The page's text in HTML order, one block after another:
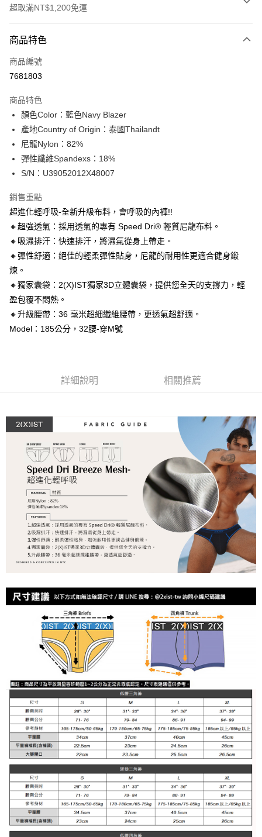
超取滿NT$1,200免運
信用卡一次付款
信用卡分期付款
合作金庫商業銀行
華南商業銀行
上海商業儲蓄銀行
台北富邦商業銀行
國泰世華商業銀行
臺灣中小企業銀行
元大商業銀行
台新國際商業銀行
中國信託商業銀行
台灣樂天信用卡公司
超商取貨付款
LINE Pay
Apple Pay
街口支付
悠遊付
全盈+PAY
AFTEE先享後付
相關說明
【關於「AFTEE先享後付」】
便利好安心！
１．簡單：不需註冊會員、不需綁卡、不需儲值。
２．便利：只要手機號碼，簡訊認證，即可結帳。
３．安心：先確認商品／服務後，再付款。
３．收到繳費通知簡訊後14天內，點擊此簡訊中的連結，可透過四大超商／
後付繳納相關費用。
※ 交易是否成功請以「AFTEE先享後付 」之結帳頁面顯示為準，若有關於
是否繳費成功／繳費後需取消欲退款等相關疑問，請聯繫「AFTEE先享後付
客戶支援中心」 https://netprotections.freshdesk.com/support/home
【注意事項】
１．透過由恩沛科技股份有限公司提供之「AFTEE先享後付」服務完成之交
易，需依本服務之必要範圍內提供個人資料，並將交易相關給付款項請求債
權轉讓予恩沛科技股份有限公司。
２．關於個人資料處理事宜，請瀏覽以下網址：
https://aftee.tw/terms/#terms3
３．未成年的使用者請事先徵得法定代理人或監護人之同意方可使用
「AFTEE先享後付」，若未經同意申辦者引起之損失，本公司不負相關責
任。
４．使用「AFTEE先享後付」時，將依據個別帳號之用戶狀況，依本公司即
請求用戶進行身份認證。
５．嚴禁一人註冊多個帳號或使用他人資訊註冊。若發現惡意使用之情形，
恩沛科技股份有限公司將有權停止該用戶之使用額度並採取法律行動。
ATM付款
運送方式
全家取貨付款
每筆NT$80，滿NT$1,200(含以上)免運費
每筆NT$80，滿NT$1,200(含以上)免運費
每筆NT$85，滿NT$1,200(含以上)免運費
澎湖、金門、馬祖、小琉球、綠島、蘭嶼(郵局配送)
每筆NT$125
郵局快捷(隔天到貨，需先line@客服通知小編)
每筆NT$100
海外宅配 查看運費
商品特色
商品編號
7681803
商品特色
顏色Color：藍色Navy Blazer
產地Country of Origin：泰國Thailandt
尼龍Nylon：82%
彈性纖維Spandexs：18%
S/N：U39052012X48007
銷售重點
超進化輕呼吸-全新升級布料，會呼吸的內褲!!
🔸超強透氣：採用透氣的專有 Speed Dri® 輕質尼龍布料。
🔸吸濕排汗：快速排汗，將濕氣從身上帶走。
🔸彈性舒適：絕佳的輕柔彈性貼身，尼龍的耐用性更適合健身鍛
煉。
🔸獨家囊袋：2(X)IST獨家3D立體囊袋，提供您全天的支撐力，輕
盈包覆不悶熱。
🔸升級腰帶：36 毫米超細纖維腰帶，更透氣超舒適。
Model：185公分，32腰-穿M號
詳細說明 相關推薦